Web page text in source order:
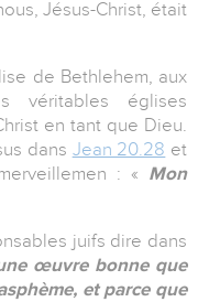
Jésus-Christ, était
de Bethlehem, aux
véritables églises
en tant que Dieu.
dans Jean 20.28 et
: « Mon
juifs dire dans
œuvre bonne que
et parce que